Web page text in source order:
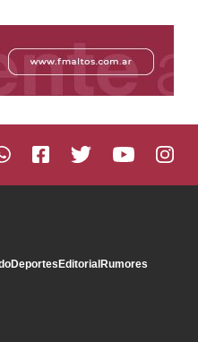
DeportesEditorialRumores